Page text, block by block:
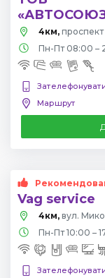
4км, проспект
Пн-Пт 08:00 –
Маршрут
Vag service
4км, вул.
Пн-Пт 10:00 –